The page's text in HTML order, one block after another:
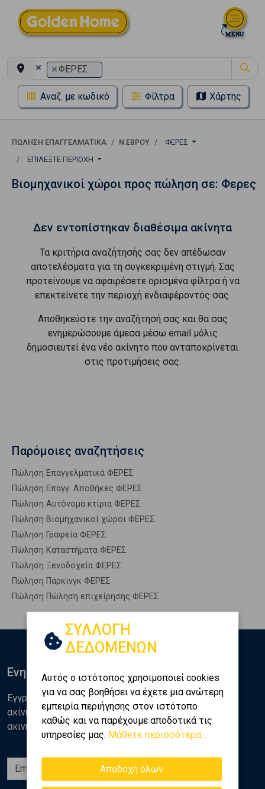
× ×ΦΕΡΕΣ
Αναζ. με κωδικό Φίλτρα Χάρτης
ΠΏΛΗΣΗ ΕΠΑΓΓΕΛΜΑΤΙΚΆ Ν.ΕΒΡΟΥ
ΦΕΡΕΣ
ΕΠΙΛΈΞΤΕ ΠΕΡΙΟΧΉ
Βιομηχανικοί χώροι προς πώληση σε: Φερες
Δεν εντοπίστηκαν διαθέσιμα ακίνητα
Τα κριτήρια αναζήτησής σας δεν απέδωσαν
αποτελέσματα για τη συγκεκριμένη στιγμή. Σας
προτείνουμε να αφαιρέσετε ορισμένα φίλτρα ή να
επεκτείνετε την περιοχή ενδιαφέροντός σας.
Αποθηκεύστε την αναζήτησή σας και θα σας
ενημερώσουμε άμεσα μέσω email μόλις
δημοσιευτεί ένα νέο ακίνητο που ανταποκρίνεται
στις προτιμήσεις σας.
Παρόμοιες αναζητήσεις
Πώληση Επαγγελματικά ΦΕΡΕΣ
Πώληση Επαγγ. Αποθήκες ΦΕΡΕΣ
Πώληση Αυτόνομα κτίρια ΦΕΡΕΣ
Πώληση Βιομηχανικοί χώροι ΦΕΡΕΣ
Πώληση Γραφεία ΦΕΡΕΣ
Πώληση Καταστήματα ΦΕΡΕΣ
Πώληση Ξενοδοχεία ΦΕΡΕΣ
Πώληση Πάρκινγκ ΦΕΡΕΣ
Πώληση Πώληση επιχείρησης ΦΕΡΕΣ
ΣΥΛΛΟΓΗ
ΔΕΔΟΜΕΝΩΝ
Αυτός ο ιστότοπος χρησιμοποιεί cookies
για να σας βοηθήσει να έχετε μια ανώτερη
εμπειρία περιήγησης στον ιστότοπο
καθώς και να παρέχουμε αποδοτικά τις
υπηρεσίες μας. Μάθετε περισσότερα...
Αποδοχή όλων
Ενημερωθείτε
Εγγραφείτε στο newsletter της Golden Home για νέα
ακίνητα, αναλύσεις και διάφορα θέματα της αγοράς
ακινήτων
Εγγραφή